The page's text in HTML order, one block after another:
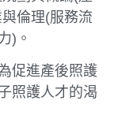
倫理(服務流
)。
促進產後照護
照護人才的渴